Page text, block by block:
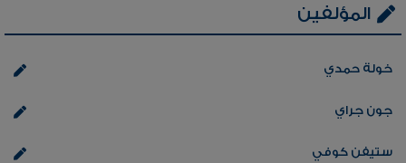
المؤلفين
خولة حمدي
جون جراي
ستيفن كوفي